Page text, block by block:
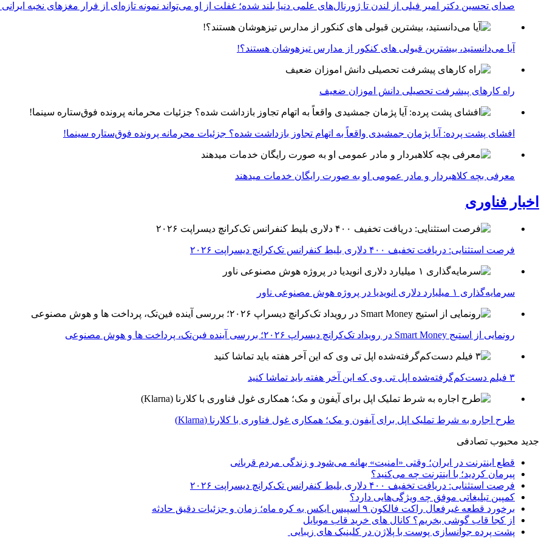
صدای تحسین دکتر امیر فیلی از لندن تا ژورنال‌های علمی دنیا بلند شده؛ غفلت از او می‌تواند نمونه تازه‌ای از فرار مغزهای نخبه ایرانی
آیا می‌دانستید، بیشترین قبولی های کنکور از مدارس تیزهوشان هستند؟!
راه کارهای پیشرفت تحصیلی دانش اموزان ضعیف
افشای پشت پرده: آیا پژمان جمشیدی واقعاً به اتهام تجاوز بازداشت شده؟ جزئیات محرمانه پرونده فوق‌ستاره سینما!
معرفی بچه کلاهبردار و مادر عمومی او به صورت رایگان خدمات میدهند
اخبار فناوری
فرصت استثنایی: دریافت تخفیف ۴۰۰ دلاری بلیط کنفرانس تک‌کرانچ دیسراپت ۲۰۲۶
سرمایه‌گذاری ۱ میلیارد دلاری انویدیا در پروژه هوش مصنوعی ناور
رونمایی از استیج Smart Money در رویداد تک‌کرانچ دیسراپ ۲۰۲۶؛ بررسی آینده فین‌تک، پرداخت‌ ها و هوش مصنوعی
۳ فیلم دست‌کم‌گرفته‌شده اپل تی وی که این آخر هفته باید تماشا کنید
طرح اجاره به شرط تملیک اپل برای آیفون و مک؛ همکاری غول فناوری با کلارنا (Klarna)
جدید محبوب تصادفی
قطع اینترنت در ایران؛ وقتی «امنیت» بهانه می‌شود و زندگی مردم قربانی
پیرمان کردید؛ با اینترنت چه می‌کنید؟
فرصت استثنایی: دریافت تخفیف ۴۰۰ دلاری بلیط کنفرانس تک‌کرانچ دیسراپت ۲۰۲۶
کمپین تبلیغاتی موفق چه ویژگی‌هایی دارد؟
برخورد قطعه غیرفعال راکت فالکون ۹ اسپیس ایکس به کره ماه؛ زمان و جزئیات دقیق حادثه
از کجا قاب گوشی بخریم؟ کانال های خرید قاب موبایل
پشت پرده جوانسازی پوست با پلاژن در کلینیک های زیبایی